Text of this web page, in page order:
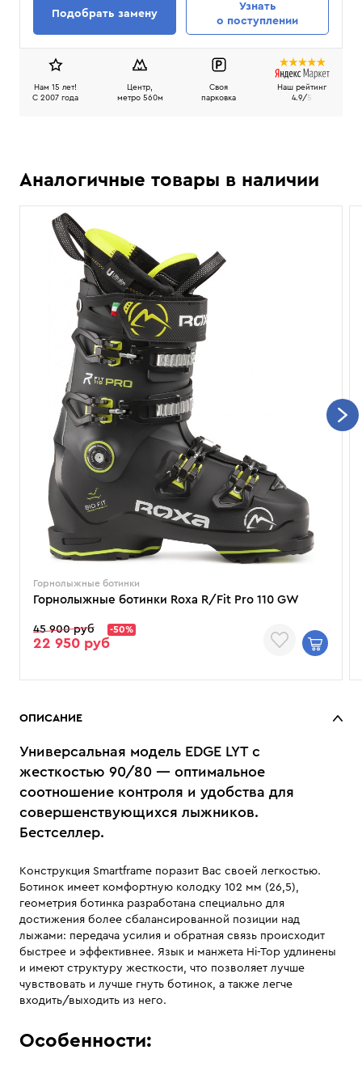
Подобрать замену
Узнать
о поступлении
Нам 15 лет!
C 2007 года
Центр,
метро 560м
Своя
парковка
Наш рейтинг
4.9/5
Аналогичные товары в наличии
Горнолыжные ботинки
Горнолыжные ботинки Roxa R/Fit Pro 110 GW
45 900 руб -50%
22 950 руб
ОПИСАНИЕ
Универсальная модель EDGE LYT с
жесткостью 90/80 — оптимальное
соотношение контроля и удобства для
совершенствующихся лыжников.
Бестселлер.
Конструкция Smartframe поразит Вас своей легкостью.
Ботинок имеет комфортную колодку 102 мм (26,5),
геометрия ботинка разработана специально для
достижения более сбалансированной позиции над
лыжами: передача усилия и обратная связь происходит
быстрее и эффективнее. Язык и манжета Hi-Top удлинены
и имеют структуру жесткости, что позволяет лучше
чувствовать и лучше гнуть ботинок, а также легче
входить/выходить из него.
Особенности: